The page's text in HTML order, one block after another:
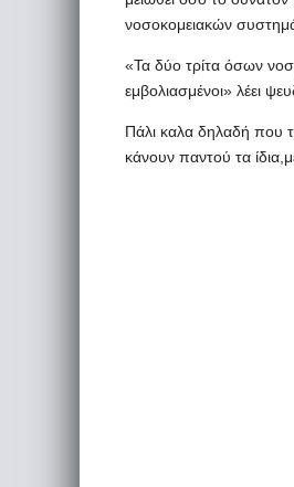
νοσοκομειακών
«Τα δύο τρίτα όσων
εμβολιασμένοι» λέει
Πάλι καλα δηλαδή που
κάνουν παντού τα